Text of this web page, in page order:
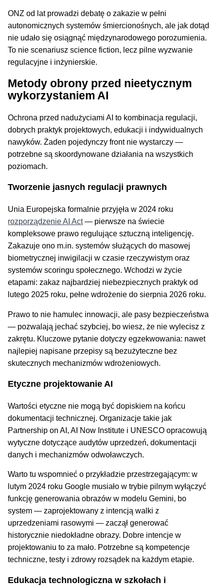
ONZ od lat prowadzi debatę o zakazie w pełni
autonomicznych systemów śmiercionośnych, ale jak dotąd
nie udało się osiągnąć międzynarodowego porozumienia.
To nie scenariusz science fiction, lecz pilne wyzwanie
regulacyjne i inżynierskie.
Metody obrony przed nieetycznym
wykorzystaniem AI
Ochrona przed nadużyciami AI to kombinacja regulacji,
dobrych praktyk projektowych, edukacji i indywidualnych
nawyków. Żaden pojedynczy front nie wystarczy —
potrzebne są skoordynowane działania na wszystkich
poziomach.
Tworzenie jasnych regulacji prawnych
Unia Europejska formalnie przyjęła w 2024 roku
rozporządzenie AI Act— pierwsze na świecie
kompleksowe prawo regulujące sztuczną inteligencję.
Zakazuje ono m.in. systemów służących do masowej
biometrycznej inwigilacji w czasie rzeczywistym oraz
systemów scoringu społecznego. Wchodzi w życie
etapami: zakaz najbardziej niebezpiecznych praktyk od
lutego 2025 roku, pełne wdrożenie do sierpnia 2026 roku.
Prawo to nie hamulec innowacji, ale pasy bezpieczeństwa
— pozwalają jechać szybciej, bo wiesz, że nie wylecisz z
zakrętu. Kluczowe pytanie dotyczy egzekwowania: nawet
najlepiej napisane przepisy są bezużyteczne bez
skutecznych mechanizmów wdrożeniowych.
Etyczne projektowanie AI
Wartości etyczne nie mogą być dopiskiem na końcu
dokumentacji technicznej. Organizacje takie jak
Partnership on AI, AI Now Institute i UNESCO opracowują
wytyczne dotyczące audytów uprzedzeń, dokumentacji
danych i mechanizmów odwoławczych.
Warto tu wspomnieć o przykładzie przestrzegającym: w
lutym 2024 roku Google musiało w trybie pilnym wyłączyć
funkcję generowania obrazów w modelu Gemini, bo
system — zaprojektowany z intencją walki z
uprzedzeniami rasowymi — zaczął generować
historycznie niedokładne obrazy. Dobre intencje w
projektowaniu to za mało. Potrzebne są kompetencje
techniczne, testy i zdrowy rozsądek na każdym etapie.
Edukacja technologiczna w szkołach i